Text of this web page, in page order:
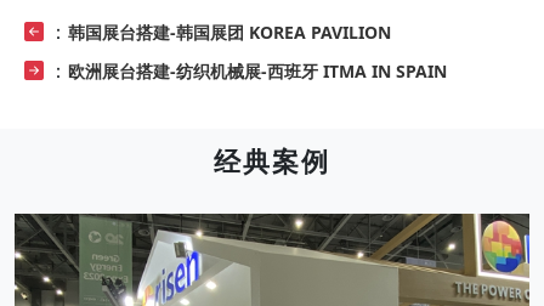
： 韩国展台搭建-韩国展团 KOREA PAVILION
： 欧洲展台搭建-纺织机械展-西班牙 ITMA IN SPAIN
经典案例